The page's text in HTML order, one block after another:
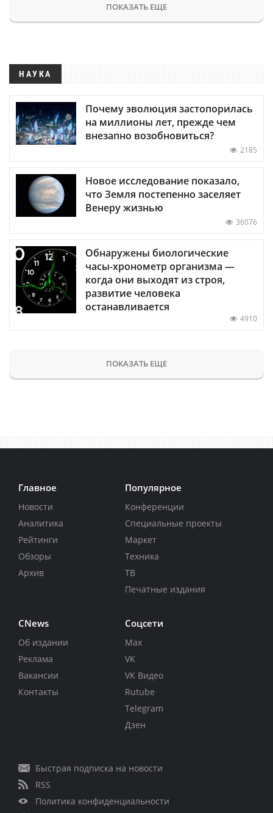
ПОКАЗАТЬ ЕЩЕ
НАУКА
Почему эволюция застопорилась
на миллионы лет, прежде чем
внезапно возобновиться?
2185
Новое исследование показало,
что Земля постепенно заселяет
Венеру жизнью
36076
Обнаружены биологические
часы-хронометр организма —
когда они выходят из строя,
развитие человека
останавливается
4910
ПОКАЗАТЬ ЕЩЕ
Главное
Новости
Аналитика
Рейтинги
Обзоры
Архив
Популярное
Конференции
Специальные проекты
Маркет
Техника
ТВ
Печатные издания
CNews
Об издании
Реклама
Вакансии
Контакты
Соцсети
Max
VK
VK Видео
Rutube
Telegram
Дзен
Быстрая подписка на новости
RSS
Политика конфиденциальности